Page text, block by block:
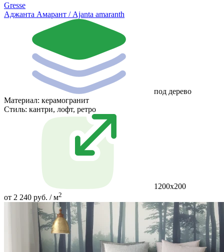
Gresse
Аджанта Амарант / Ajanta amaranth
под дерево
Материал: керамогранит
Стиль: кантри, лофт, ретро
1200х200
от 2 240 руб. / м2